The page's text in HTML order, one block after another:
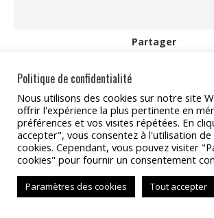
Partager
Partager
sur
Facebook
Partager
sur
X
sur
Pinterest
sur
Copyright 2022 - TAT
BAS
Politique de confidentialité
Nous utilisons des cookies sur notre site
offrir l'expérience la plus pertinente en
préférences et vos visites répétées. En
accepter", vous consentez à l'utilisation de
cookies. Cependant, vous pouvez visiter
cookies" pour fournir un consentement
Paramètres des cookies Tout accepter